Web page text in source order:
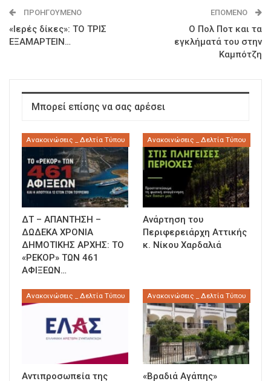
ΠΡΟΗΓΟΎΜΕΝΟ
«Ιερές δίκες»: ΤΟ ΤΡΙΣ
ΕΞΑΜΑΡΤΕΙΝ…
ΕΠΌΜΕΝΟ
Ο Πολ Ποτ και τα
εγκλήματά του στην
Καμπότζη
Μπορεί επίσης να σας αρέσει
Ανακοινώσεις _ Δελτία Τύπου
ΔΤ – ΑΠΑΝΤΗΣΗ –
ΔΩΔΕΚΑ ΧΡΟΝΙΑ
ΔΗΜΟΤΙΚΗΣ ΑΡΧΗΣ: ΤΟ
«ΡΕΚΟΡ» ΤΩΝ 461
ΑΦΙΞΕΩΝ…
Ανακοινώσεις _ Δελτία Τύπου
Ανάρτηση του
Περιφερειάρχη Αττικής
κ. Νίκου Χαρδαλιά
Ανακοινώσεις _ Δελτία Τύπου
Αντιπροσωπεία της
Ανακοινώσεις _ Δελτία Τύπου
«Βραδιά Αγάπης»